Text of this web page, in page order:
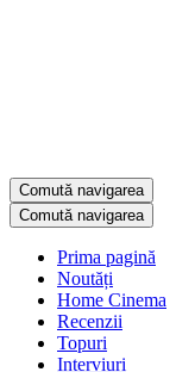
Comută navigarea
Comută navigarea
Prima pagină
Noutăți
Home Cinema
Recenzii
Topuri
Interviuri